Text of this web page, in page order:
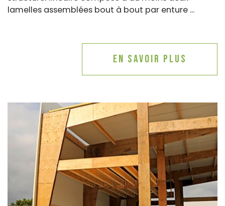
lamelles assemblées bout à bout par enture ...
En savoir plus